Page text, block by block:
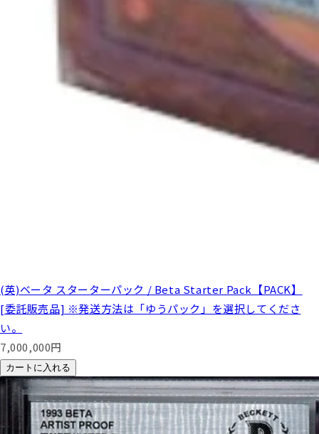
(英)ベータ スターターパック / Beta Starter Pack【PACK】
[委託販売品] ※発送方法は「ゆうパック」を選択してくださ
い。
7,000,000円
カートに入れる